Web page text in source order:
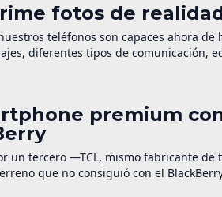
fotos de
teléfonos son capaces ahora
diferentes tipos de comunicación,
de videos e imágenes es
premium
un tercero —TCL, mismo fabricante de
que no consiguió con el
por $300 USD [/sidebar] El